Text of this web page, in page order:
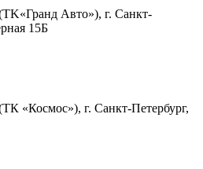
Авто»), г. Санкт-
15Б
г. Санкт-Петербург,